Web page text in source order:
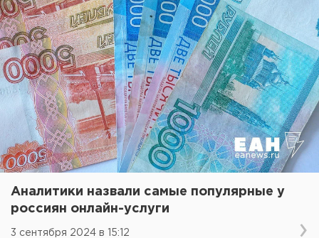
Аналитики назвали самые популярные у
россиян онлайн-услуги
3 сентября 2024 в 15:12